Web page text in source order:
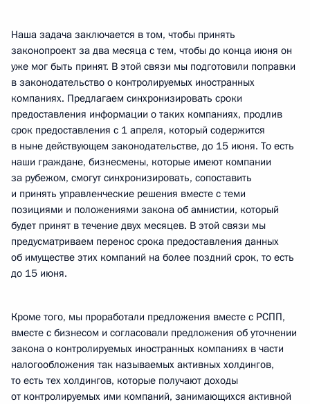
Наша задача заключается в том, чтобы принять
законопроект за два месяца с тем, чтобы до конца июня он
уже мог быть принят. В этой связи мы подготовили поправки
в законодательство о контролируемых иностранных
компаниях. Предлагаем синхронизировать сроки
предоставления информации о таких компаниях, продлив
срок предоставления с 1 апреля, который содержится
в ныне действующем законодательстве, до 15 июня. То есть
наши граждане, бизнесмены, которые имеют компании
за рубежом, смогут синхронизировать, сопоставить
и принять управленческие решения вместе с теми
позициями и положениями закона об амнистии, который
будет принят в течение двух месяцев. В этой связи мы
предусматриваем перенос срока предоставления данных
об имуществе этих компаний на более поздний срок, то есть
до 15 июня.
Кроме того, мы проработали предложения вместе с РСПП,
вместе с бизнесом и согласовали предложения об уточнении
закона о контролируемых иностранных компаниях в части
налогообложения так называемых активных холдингов,
то есть тех холдингов, которые получают доходы
от контролируемых ими компаний, занимающихся активной